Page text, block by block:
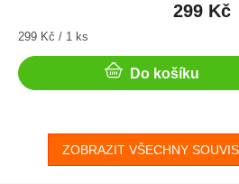
299 Kč
Měrná
299 Kč / 1 ks
Do košíku
ZOBRAZIT VŠECHNY